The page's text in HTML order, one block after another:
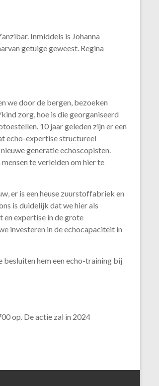
Inmiddels is Johanna
getuige geweest. Regina
we door de bergen, bezoeken
zorg, hoe is die georganiseerd
10 jaar geleden zijn er een
echo-expertise structureel
generatie echoscopisten.
te verleiden om hier te
er is een heuse zuurstoffabriek en
is duidelijk dat we hier als
en expertise in de grote
investeren in de echocapaciteit in
besluiten hem een echo-training bij
op. De actie zal in 2024